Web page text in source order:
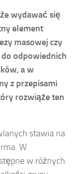
wydawać się
element
masowej czy
odpowiednich
a w
z przepisami
rozwiąże ten
stawia na
W
w różnych